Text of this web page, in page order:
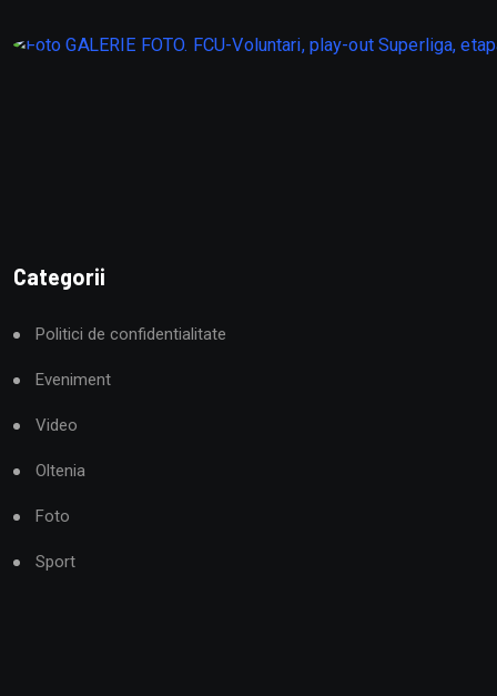
Categorii
Politici de confidentialitate
Eveniment
Video
Oltenia
Foto
Sport